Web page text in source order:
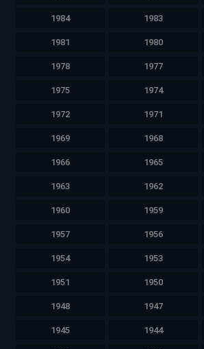
1984 1983
1981 1980
1978 1977
1975 1974
1972 1971
1969 1968
1966 1965
1963 1962
1960 1959
1957 1956
1954 1953
1951 1950
1948 1947
1945 1944